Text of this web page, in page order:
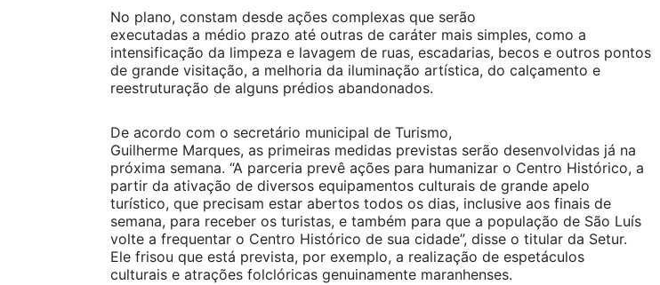
No plano, constam desde ações complexas que serão
executadas a médio prazo até outras de caráter mais simples, como a
intensificação da limpeza e lavagem de ruas, escadarias, becos e outros pontos
de grande visitação, a melhoria da iluminação artística, do calçamento e
reestruturação de alguns prédios abandonados.
De acordo com o secretário municipal de Turismo,
Guilherme Marques, as primeiras medidas previstas serão desenvolvidas já na
próxima semana. “A parceria prevê ações para humanizar o Centro Histórico, a
partir da ativação de diversos equipamentos culturais de grande apelo
turístico, que precisam estar abertos todos os dias, inclusive aos finais de
semana, para receber os turistas, e também para que a população de São Luís
volte a frequentar o Centro Histórico de sua cidade”, disse o titular da Setur.
Ele frisou que está prevista, por exemplo, a realização de espetáculos
culturais e atrações folclóricas genuinamente maranhenses.